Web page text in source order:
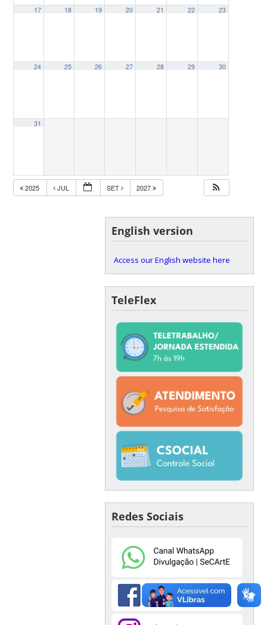
17 18 19 20 21 22 23
24 25 26 27 28 29 30
31
2025 JUL SET 2027
English version
Access our English website here
TeleFlex
Redes Sociais